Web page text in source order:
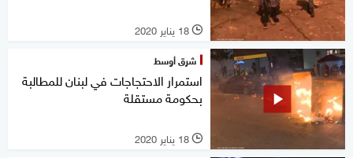
l 18 يناير 2020
شرق أوسط
استمرار الاحتجاجات في لبنان للمطالبة
بحكومة مستقلة
l 18 يناير 2020